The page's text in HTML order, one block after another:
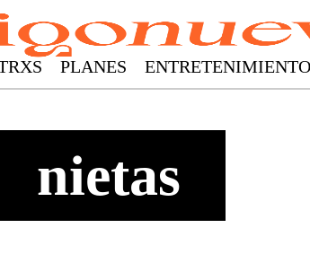
PLANES ENTRETENIMIENTO
nietas